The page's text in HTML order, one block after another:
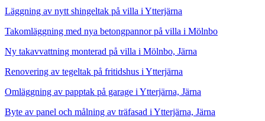
Läggning av nytt shingeltak på villa i Ytterjärna
Takomläggning med nya betongpannor på villa i Mölnbo
Ny takavvattning monterad på villa i Mölnbo, Järna
Renovering av tegeltak på fritidshus i Ytterjärna
Omläggning av papptak på garage i Ytterjärna, Järna
Byte av panel och målning av träfasad i Ytterjärna, Järna